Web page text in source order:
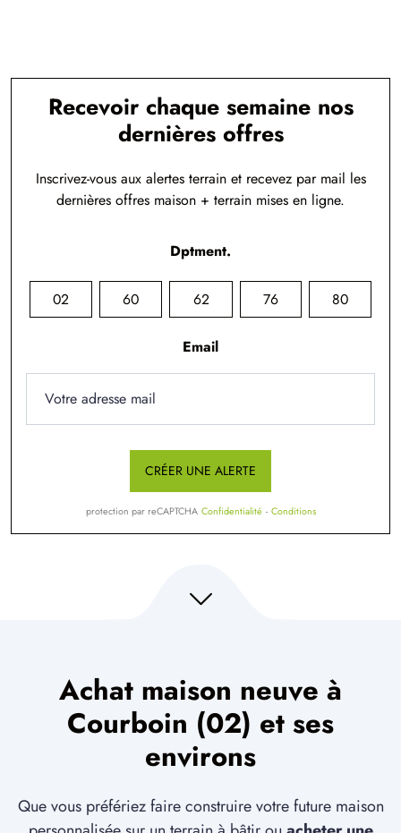
Recevoir chaque semaine nos
dernières offres
Inscrivez-vous aux alertes terrain et recevez par mail les
dernières offres maison + terrain mises en ligne.
Dptment.
02 60 62 76 80
Email
CRÉER UNE ALERTE
protection par reCAPTCHA Confidentialité - Conditions
Achat maison neuve à
Courboin (02) et ses
environs
Que vous préfériez faire construire votre future maison